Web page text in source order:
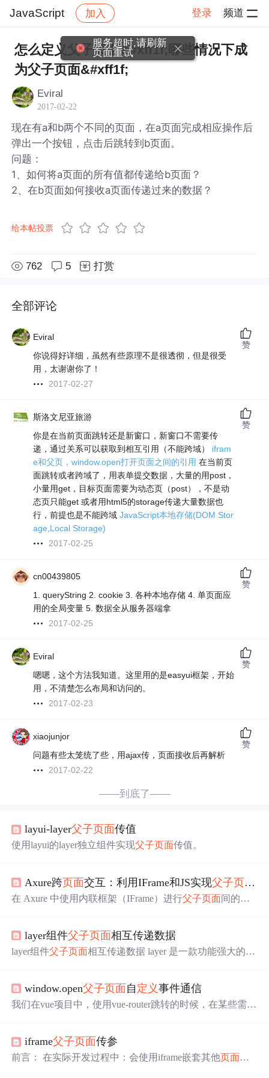
JavaScript 加入 登录 频道
社区 JavaScript 帖子详情
怎么定义父子页面&#xff1f;哪些情况下成
为父子页面&#xff1f;
Eviral
2017-02-22
现在有a和b两个不同的页面，在a页面完成相应操作后
弹出一个按钮，点击后跳转到b页面。
问题：
1、如何将a页面的所有值都传递给b页面？
2、在b页面如何接收a页面传递过来的数据？
给本帖投票
762 5 打赏
全部评论
Eviral
你说得好详细，虽然有些原理不是很透彻，但是很受
用，太谢谢你了！
2017-02-27
赞
斯洛文尼亚旅游
你是在当前页面跳转还是新窗口，新窗口不需要传
递，通过关系可以获取到相互引用（不能跨域） ifram
e和父页，window.open打开页面之间的引用 在当前页
面跳转或者跨域了，用表单提交数据，大量的用post，
小量用get，目标页面需要为动态页（post），不是动
态页只能get 或者用html5的storage传递大量数据也
行，前提也是不能跨域JavaScript本地存储(DOM Stor
age,Local Storage)
2017-02-25
赞
cn00439805
1. queryString 2. cookie 3. 各种本地存储 4. 单页面应
用的全局变量 5. 数据全从服务器端拿
2017-02-25
赞
Eviral
嗯嗯，这个方法我知道。这里用的是easyui框架，开始
用，不清楚怎么布局和访问的。
2017-02-23
赞
xiaojunjor
问题有些太笼统了些，用ajax传，页面接收后再解析
2017-02-22
赞
——到底了——
layui-layer父子页面传值
使用layui的layer独立组件实现父子页面传值。
Axure跨页面交互：利用IFrame和JS实现父子页面
在 Axure 中使用内联框架（IFrame）进行父子页面间的通
re 基础元件的限制，实现更灵活的页面联动。通过结合 Ax
ure 的内联框架和 JavaScript 代码，你可以实现复杂的父子
载等更多场景。
layer组件父子页面相互传递数据
layer组件父子页面相互传递数据 layer 是一款功能强大的we
oading加载等。 但是对于功能更强大的弹出页面
在需要在父子页面
之间传递数据的时候， 学习和使用起来
window.open父子页面自 定义事件通信
我们在vue项目中，使用vue-router跳转的时候，在某些需求
使用window.open()来打开一个新的浏览器页签跳转至某个v
ue页面 。这篇就是要说一下之间的通信。
iframe父子页面传参
前言： 在实际开发过程中：会使用iframe嵌套其他页面，
服务超时,请刷新
页面重试